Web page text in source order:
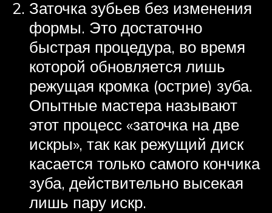
Заточка зубьев без изменения
формы. Это достаточно
быстрая процедура, во время
которой обновляется лишь
режущая кромка (острие) зуба.
Опытные мастера называют
этот процесс «заточка на две
искры», так как режущий диск
касается только самого кончика
зуба, действительно высекая
лишь пару искр.